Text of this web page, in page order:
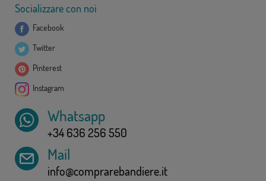
Socializzare con noi
Facebook
Twitter
Pinterest
Instagram
Whatsapp
+34 636 256 550
Mail
info@comprarebandiere.it